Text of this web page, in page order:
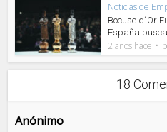
Noticias de
Bocuse d´Or
España
2 años hace
18
Anónimo